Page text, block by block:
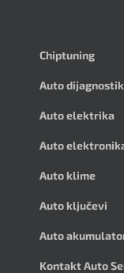
Chiptuning
Auto
Auto elektrika
Auto
Auto klime
Auto ključevi
Auto
Kontakt Auto